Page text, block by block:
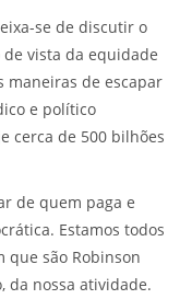
se de discutir o
vista da equidade
maneiras de escapar
e político
cerca de 500 bilhões
de quem paga e
Estamos todos
que são Robinson
da nossa atividade.